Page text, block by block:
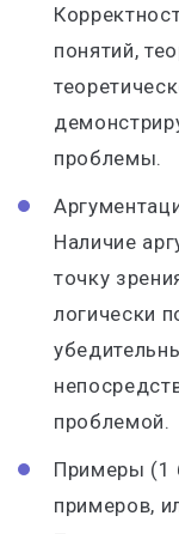
понятий,
проблемы.
Наличие
точку
логически
проблемой.
Примеры (1
примеров,